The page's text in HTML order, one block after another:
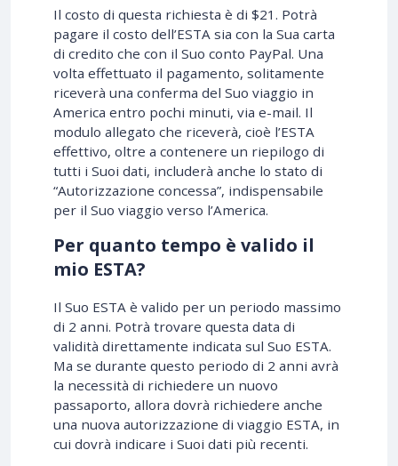
Il costo di questa richiesta è di $21. Potrà
pagare il costo dell’ESTA sia con la Sua carta
di credito che con il Suo conto PayPal. Una
volta effettuato il pagamento, solitamente
riceverà una conferma del Suo viaggio in
America entro pochi minuti, via e-mail. Il
modulo allegato che riceverà, cioè l’ESTA
effettivo, oltre a contenere un riepilogo di
tutti i Suoi dati, includerà anche lo stato di
“Autorizzazione concessa”, indispensabile
per il Suo viaggio verso l’America.
Per quanto tempo è valido il
mio ESTA?
Il Suo ESTA è valido per un periodo massimo
di 2 anni. Potrà trovare questa data di
validità direttamente indicata sul Suo ESTA.
Ma se durante questo periodo di 2 anni avrà
la necessità di richiedere un nuovo
passaporto, allora dovrà richiedere anche
una nuova autorizzazione di viaggio ESTA, in
cui dovrà indicare i Suoi dati più recenti.